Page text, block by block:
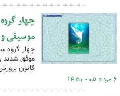
چهار
موسیقی و
چهار گروه
موفق شدند
کانون
۶ مرداد ۰۵ - ۱۴:۵۰